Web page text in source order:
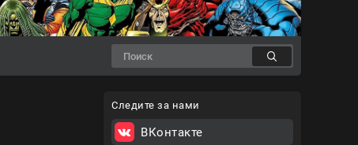
Следите за нами
ВКонтакте